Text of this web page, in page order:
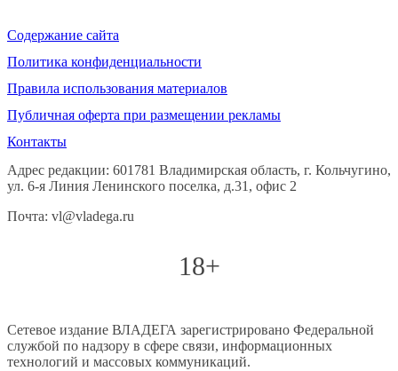
Содержание сайта
Политика конфиденциальности
Правила использования материалов
Публичная оферта при размещении рекламы
Контакты
Адрес редакции: 601781 Владимирская область, г. Кольчугино,
ул. 6-я Линия Ленинского поселка, д.31, офис 2
Почта: vl@vladega.ru
18+
Сетевое издание ВЛАДЕГА зарегистрировано Федеральной
службой по надзору в сфере связи, информационных
технологий и массовых коммуникаций.